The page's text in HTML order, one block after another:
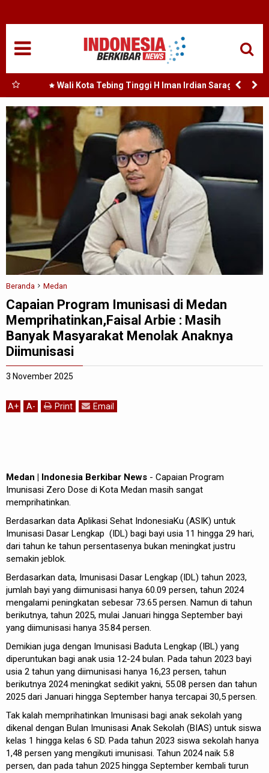
Wali Kota Tebing Tinggi H Iman Irdian Saragih :
Dorong Optimalisasi SP3 Catin
Beranda Medan
Capaian Program Imunisasi di Medan
Memprihatinkan,Faisal Arbie : Masih
Banyak Masyarakat Menolak Anaknya
Diimunisasi
3 November 2025
A+ A- Print Email
Medan | Indonesia Berkibar News - Capaian Program
Imunisasi Zero Dose di Kota Medan masih sangat
memprihatinkan.
Berdasarkan data Aplikasi Sehat IndonesiaKu (ASIK) untuk
Imunisasi Dasar Lengkap (IDL) bagi bayi usia 11 hingga 29 hari,
dari tahun ke tahun persentasenya bukan meningkat justru
semakin jeblok.
Berdasarkan data, Imunisasi Dasar Lengkap (IDL) tahun 2023,
jumlah bayi yang diimunisasi hanya 60.09 persen, tahun 2024
mengalami peningkatan sebesar 73.65 persen. Namun di tahun
berikutnya, tahun 2025, mulai Januari hingga September bayi
yang diimunisasi hanya 35.84 persen.
Demikian juga dengan Imunisasi Baduta Lengkap (IBL) yang
diperuntukan bagi anak usia 12-24 bulan. Pada tahun 2023 bayi
usia 2 tahun yang diimunisasi hanya 16,23 persen, tahun
berikutnya 2024 meningkat sedikit yakni, 55.08 persen dan tahun
2025 dari Januari hingga September hanya tercapai 30,5 persen.
Tak kalah memprihatinkan Imunisasi bagi anak sekolah yang
dikenal dengan Bulan Imunisasi Anak Sekolah (BIAS) untuk siswa
kelas 1 hingga kelas 6 SD. Pada tahun 2023 siswa sekolah hanya
1,48 persen yang mengikuti imunisasi. Tahun 2024 naik 5.8
persen, dan pada tahun 2025 hingga September kembali turun
NASIONAL
SUMUT
MEDAN
TANJUNGBALAI
ACEH
EDUKASI
ADVETORIAL
REDAKSI